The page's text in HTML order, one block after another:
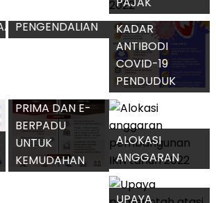
BERINVESTASI
REALISASI
PROGRAM
PERUMAHAN
KETENTUAN
PERJALANAN
DOMESTIK
TERKAIT
OMICRON BA4
DAN BA5
MENGANTISIPASI
KASUS COVID-
19 SAAT
KEPULANGAN
MENDORONG
UMKM PEROLEH
NOMOR INDUK
BERUSAHA
REALISASI